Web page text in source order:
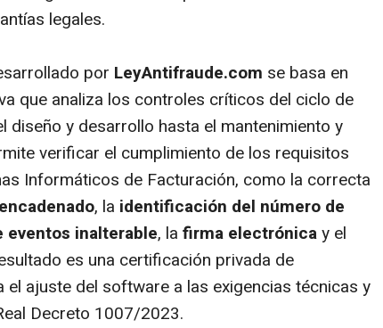
legales.
por LeyAntifraude.com se basa en
que analiza los controles críticos del ciclo de
diseño y desarrollo hasta el mantenimiento y
verificar el cumplimiento de los requisitos
Informáticos de Facturación, como la correcta
, la identificación del número de
eventos inalterable, la firma electrónicay el
es una certificación privada de
el ajuste del software a las exigencias técnicas y
Decreto 1007/2023.